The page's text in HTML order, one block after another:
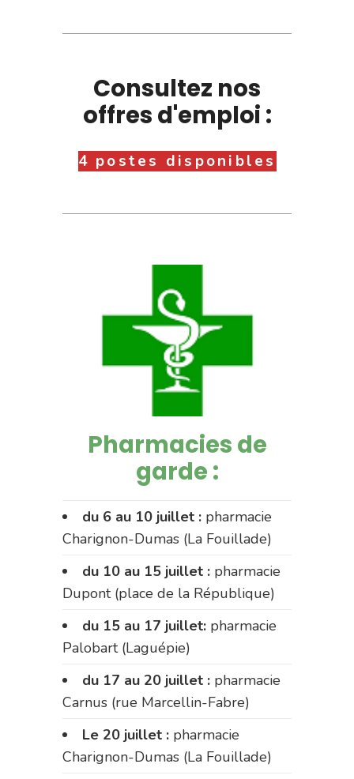
Consultez nos
offres d'emploi :
4 postes disponibles
Pharmacies de
garde :
du 6 au 10 juillet : pharmacie
Charignon-Dumas (La Fouillade)
du 10 au 15 juillet : pharmacie
Dupont (place de la République)
du 15 au 17 juillet: pharmacie
Palobart (Laguépie)
du 17 au 20 juillet : pharmacie
Carnus (rue Marcellin-Fabre)
Le 20 juillet : pharmacie
Charignon-Dumas (La Fouillade)